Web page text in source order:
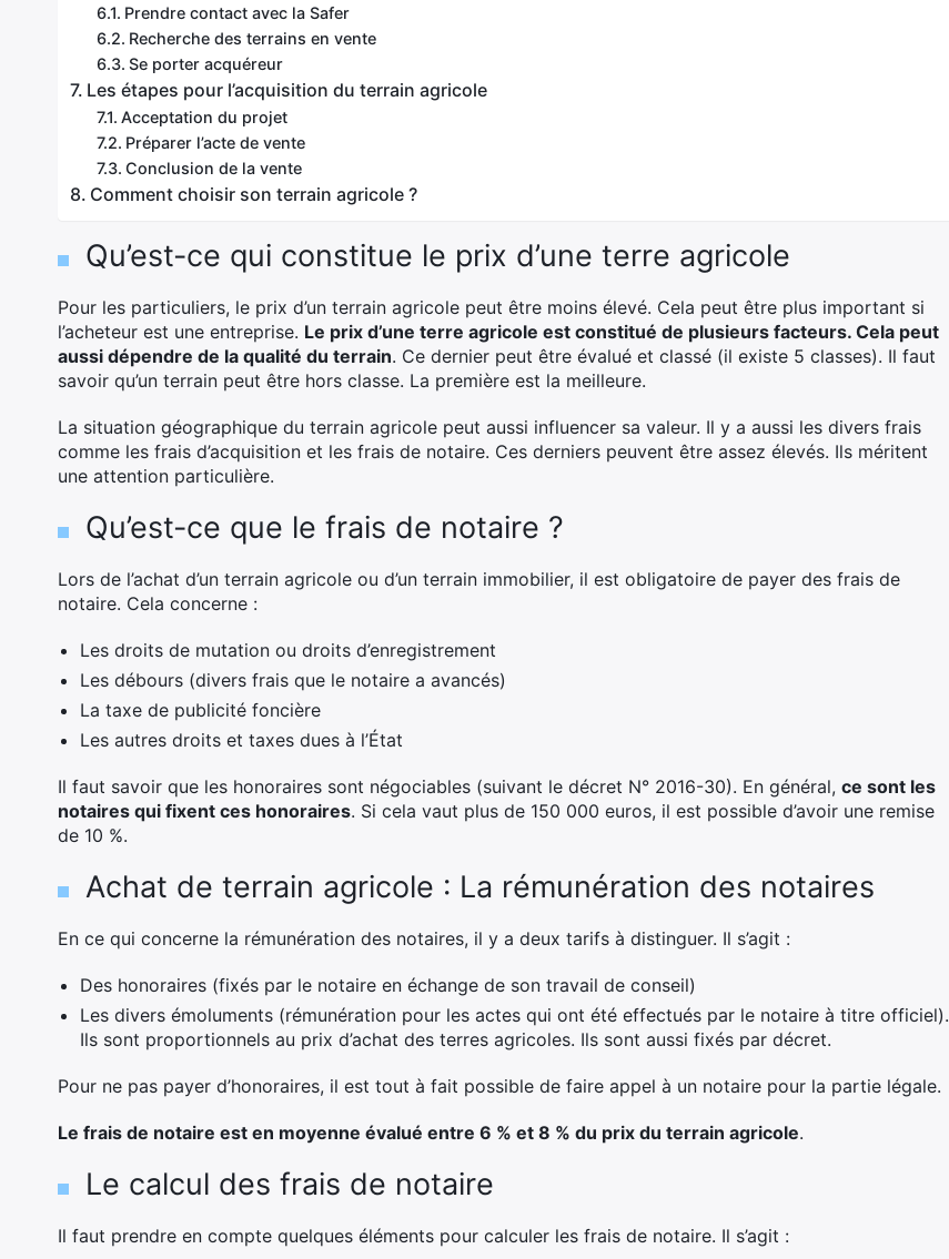
Prendre contact avec la Safer
Recherche des terrains en vente
Se porter acquéreur
Les étapes pour l’acquisition du terrain agricole
Acceptation du projet
Préparer l’acte de vente
Conclusion de la vente
Comment choisir son terrain agricole ?
Qu’est-ce qui constitue le prix d’une terre agricole
Pour les particuliers, le prix d’un terrain agricole peut être moins élevé. Cela peut être plus important si
l’acheteur est une entreprise. Le prix d’une terre agricole est constitué de plusieurs facteurs. Cela peut
aussi dépendre de la qualité du terrain. Ce dernier peut être évalué et classé (il existe 5 classes). Il faut
savoir qu’un terrain peut être hors classe. La première est la meilleure.
La situation géographique du terrain agricole peut aussi influencer sa valeur. Il y a aussi les divers frais
comme les frais d’acquisition et les frais de notaire. Ces derniers peuvent être assez élevés. Ils méritent
une attention particulière.
Qu’est-ce que le frais de notaire ?
Lors de l’achat d’un terrain agricole ou d’un terrain immobilier, il est obligatoire de payer des frais de
notaire. Cela concerne :
Les droits de mutation ou droits d’enregistrement
Les débours (divers frais que le notaire a avancés)
La taxe de publicité foncière
Les autres droits et taxes dues à l’État
Il faut savoir que les honoraires sont négociables (suivant le décret N° 2016-30). En général, ce sont les
notaires qui fixent ces honoraires. Si cela vaut plus de 150 000 euros, il est possible d’avoir une remise
de 10 %.
Achat de terrain agricole : La rémunération des notaires
En ce qui concerne la rémunération des notaires, il y a deux tarifs à distinguer. Il s’agit :
Des honoraires (fixés par le notaire en échange de son travail de conseil)
Les divers émoluments (rémunération pour les actes qui ont été effectués par le notaire à titre officiel).
Ils sont proportionnels au prix d’achat des terres agricoles. Ils sont aussi fixés par décret.
Pour ne pas payer d’honoraires, il est tout à fait possible de faire appel à un notaire pour la partie légale.
Le frais de notaire est en moyenne évalué entre 6 % et 8 % du prix du terrain agricole.
Le calcul des frais de notaire
Il faut prendre en compte quelques éléments pour calculer les frais de notaire. Il s’agit :